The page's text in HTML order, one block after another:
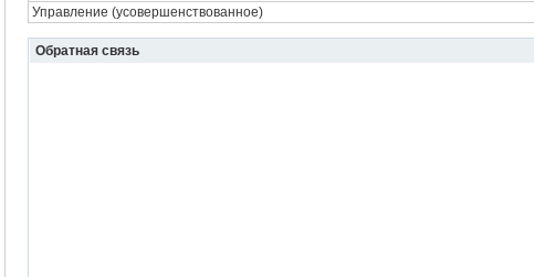
Управление (усовершенствованное)
Обратная связь